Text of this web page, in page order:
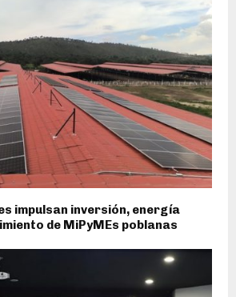
impulsan inversión, energía
de MiPyMEs poblanas